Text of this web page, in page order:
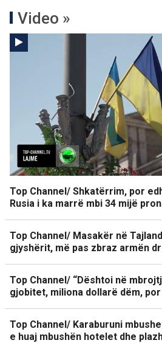
Video »
Top Channel/ Shkatërrim, por
Rusia i ka marrë mbi 34 mijë
Top Channel/ Masakër në
gjyshërit, më pas zbraz armën
Top Channel/ “Dështoi në
gjobitet, miliona dollarë dëm,
Top Channel/ Karaburuni
e huaj mbushën hotelet dhe